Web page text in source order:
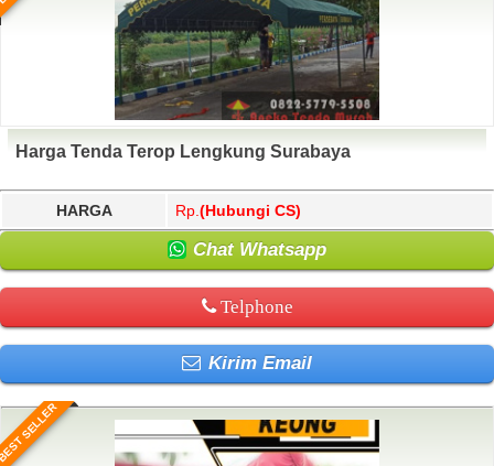
Harga Tenda Terop Lengkung Surabaya
HARGA Rp. (Hubungi CS)
Chat Whatsapp
Telphone
Kirim Email
SELLER